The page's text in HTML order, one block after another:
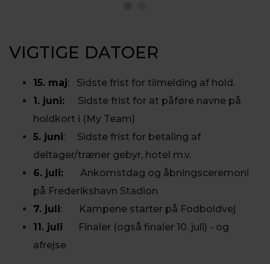
VIGTIGE DATOER
15. maj: Sidste frist for tilmelding af hold.
1. juni:
Sidste frist for at påføre navne på
holdkort i (My Team)
5. juni: Sidste frist for betaling af
deltager/træner gebyr, hotel m.v.
6. juli: Ankomstdag og åbningsceremoni
på Frederikshavn Stadion
7. juli: Kampene starter på Fodboldvej
11. juli
Finaler (også finaler 10. juli) - og
afrejse